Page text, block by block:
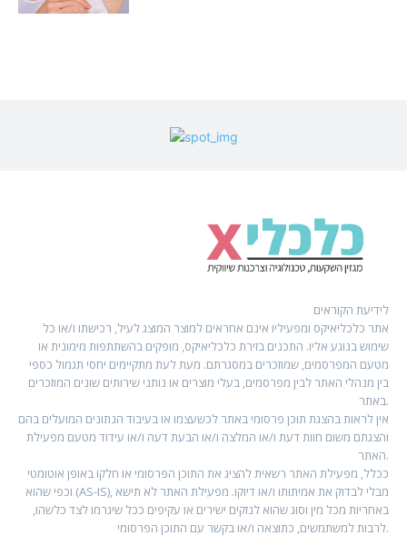
לידיעת הקוראים
אתר כלכליאיקס ומפעיליו אינם אחראים למוצר המוצג לעיל, רכישתו ו/או כל
שימוש בנוגע אליו. התכנים בזירת כלכליאיקס, מופקים בהשתתפות מימונית או
מטעם המפרסמים, שמוזכרים במסגרתם. מעת לעת מתקיימים יחסי תגמול כספי
בין מנהלי האתר לבין מפרסמים, בעלי מוצרים או נותני שירותים שונים המוזכרים
באתר.
אין לראות בהצגת תוכן פרסומי באתר לכשעצמו או בעיבוד הנתונים המועלים בהם
והצגתם משום חוות דעת ו/או המלצה ו/או הבעת דעה ו/או עידוד מטעם מפעילת
האתר.
ככלל, מפעילת האתר רשאית להציג את התוכן הפרסומי או חלקו באופן אוטומטי
וכפי שהוא (AS-IS), מבלי לבדוק את אמיתותו ו/או דיוקו. מפעילת האתר לא תישא
באחריות מכל מין וסוג שהוא לנזקים ישירים או עקיפים ככל שיגרמו לצד כלשהו,
לרבות למשתמשים, כתוצאה ו/או בקשר עם התוכן הפרסומי.